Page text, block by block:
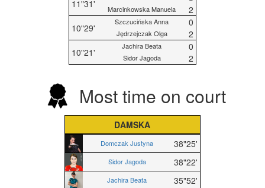
11"31'
Marcinkowska Manuela
2
10"29'
Szczucińska Anna 0
Jędrzejczak Olga
2
10"21'
Jachira Beata 0
Sidor Jagoda 2
Most time on court
DAMSKA
Domczak Justyna 38"25'
Sidor Jagoda 38"22'
Jachira Beata 35"52'